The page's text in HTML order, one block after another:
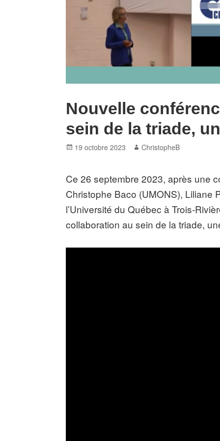
Nouvelle
sein de la triade,
Posted
19 octobre 2023 Author
ChristopheB
Ce 26 septembre 2023, après une
Christophe Baco (UMONS), Liliane
l’Université du Québec à Trois-
collaboration au sein de la triade,